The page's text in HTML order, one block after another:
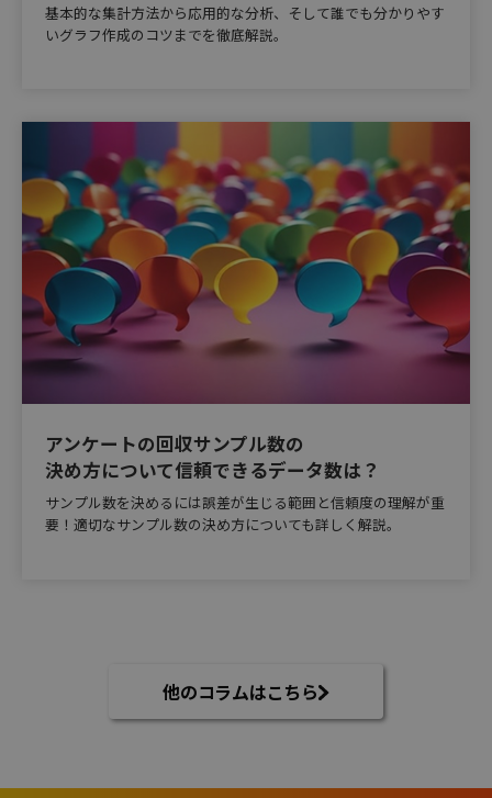
基本的な集計方法から応用的な分析、そして誰でも分かりやす
いグラフ作成のコツまでを徹底解説。
アンケートの回収サンプル数の
決め方について信頼できるデータ数は？
サンプル数を決めるには誤差が生じる範囲と信頼度の理解が重
要！適切なサンプル数の決め方についても詳しく解説。
他のコラムはこちら